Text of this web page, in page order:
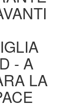
- A
LA